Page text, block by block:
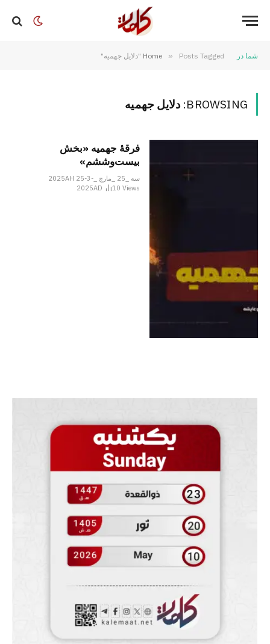
شما در Home » Posts Tagged "دلایل جهمیه"
BROWSING: دلایل جهمیه
فرقۀ جهمیه «بخش
بیست‌وششم»
سه _25 _مارچ _2025AH 25-3-
2025AD
10Views